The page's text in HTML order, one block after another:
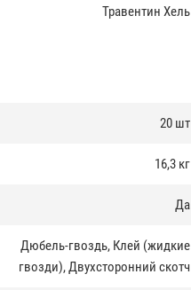
Травентин Хель
20 шт
16,3 кг
Да
Дюбель-гвоздь, Клей (жидкие
гвозди), Двухсторонний скотч